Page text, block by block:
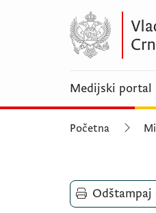
Medijski portal
Početna
Odštampaj